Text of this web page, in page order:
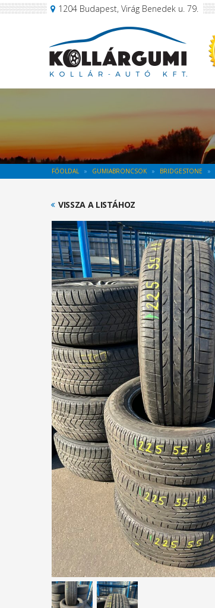
1204 Budapest, Virág Benedek u. 79.
FŐOLDAL GUMIABRONCSOK BRIDGESTONE
VISSZA A LISTÁHOZ